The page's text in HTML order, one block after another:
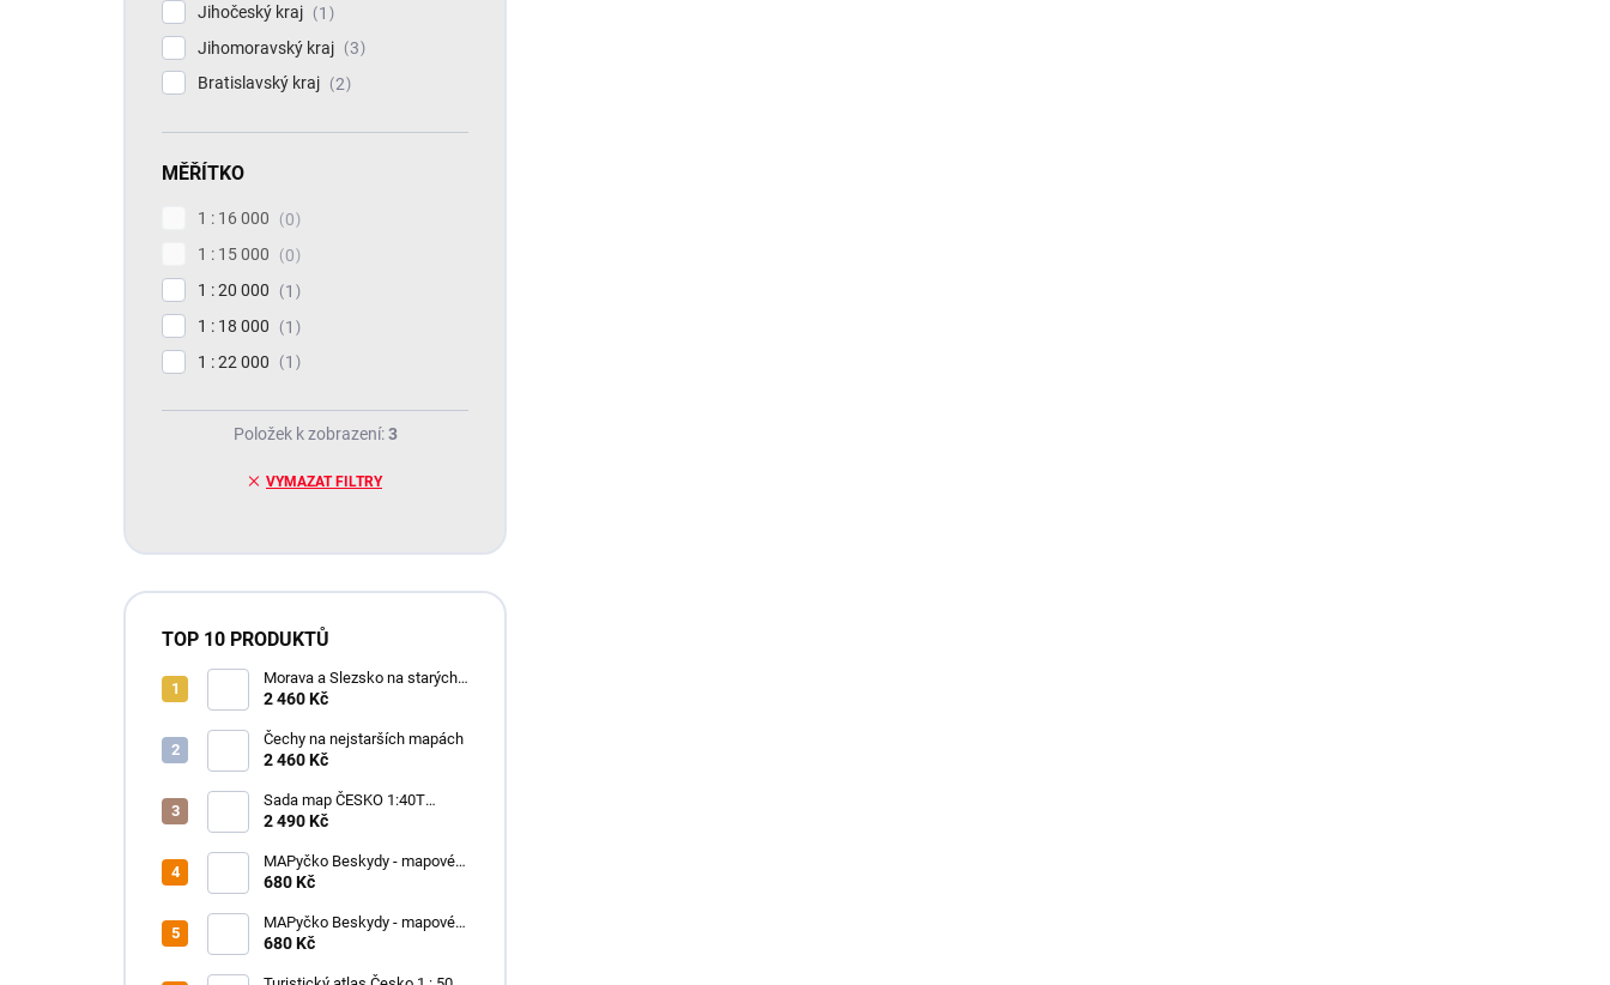
Jihočeský kraj
1
Jihomoravský kraj
3
Bratislavský kraj
2
MĚŘÍTKO
1 : 16 000
0
1 : 15 000
0
1 : 20 000
1
1 : 18 000
1
1 : 22 000
1
VYMAZAT FILTRY
Položek k zobrazení:3
TOP 10 PRODUKTŮ
Morava a Slezsko na starých
mapách - historický atlas
2 460 Kč
Čechy na nejstarších mapách
2 460 Kč
Sada map ČESKO 1:40T
SHOCart
2 490 Kč
MAPyčko Beskydy - mapové
funkční tričko - pánské
680 Kč
MAPyčko Beskydy - mapové
funkční tričko - dámské
680 Kč